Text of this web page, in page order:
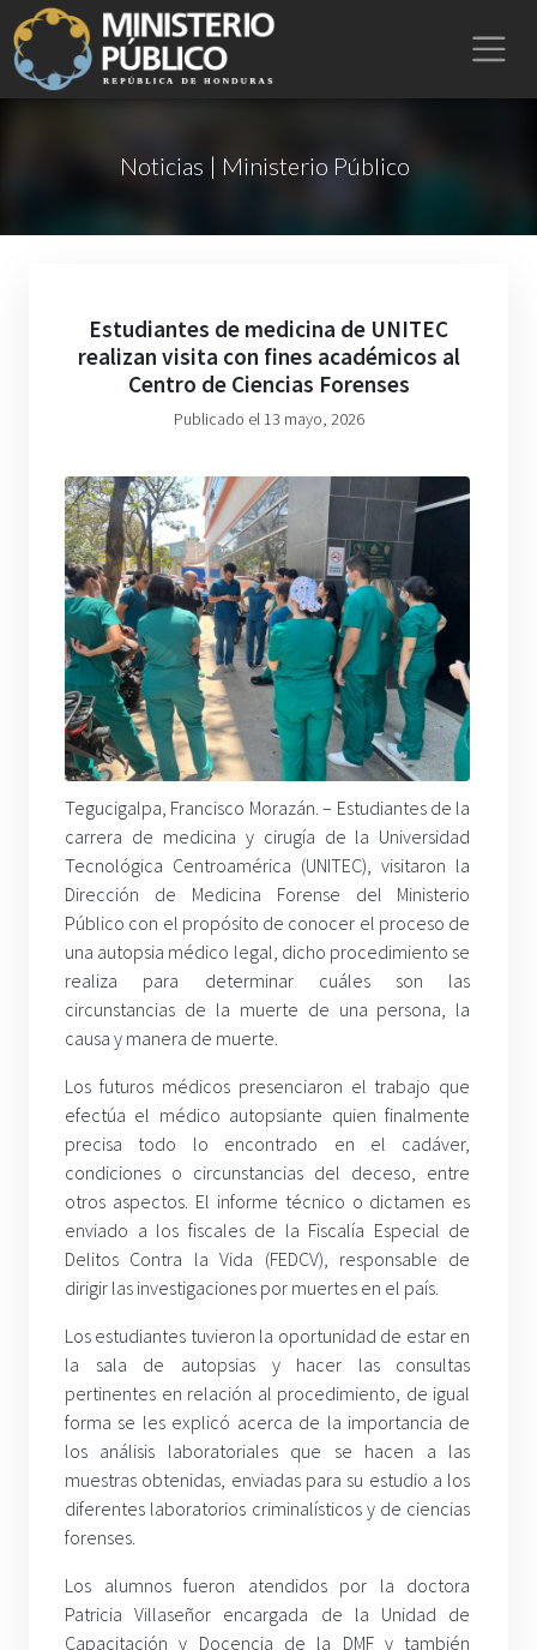
Noticias | Ministerio Público
Estudiantes de medicina de UNITEC
realizan visita con fines académicos al
Centro de Ciencias Forenses
Publicado el 13 mayo, 2026
Tegucigalpa, Francisco Morazán. – Estudiantes de la
carrera de medicina y cirugía de la Universidad
Tecnológica Centroamérica (UNITEC), visitaron la
Dirección de Medicina Forense del Ministerio
Público con el propósito de conocer el proceso de
una autopsia médico legal, dicho procedimiento se
realiza para determinar cuáles son las
circunstancias de la muerte de una persona, la
causa y manera de muerte.
Los futuros médicos presenciaron el trabajo que
efectúa el médico autopsiante quien finalmente
precisa todo lo encontrado en el cadáver,
condiciones o circunstancias del deceso, entre
otros aspectos. El informe técnico o dictamen es
enviado a los fiscales de la Fiscalía Especial de
Delitos Contra la Vida (FEDCV), responsable de
dirigir las investigaciones por muertes en el país.
Los estudiantes tuvieron la oportunidad de estar en
la sala de autopsias y hacer las consultas
pertinentes en relación al procedimiento, de igual
forma se les explicó acerca de la importancia de
los análisis laboratoriales que se hacen a las
muestras obtenidas, enviadas para su estudio a los
diferentes laboratorios criminalísticos y de ciencias
forenses.
Los alumnos fueron atendidos por la doctora
Patricia Villaseñor encargada de la Unidad de
Capacitación y Docencia de la DMF y también